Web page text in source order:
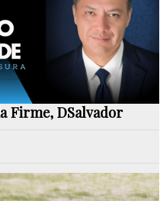
Firme, DSalvador